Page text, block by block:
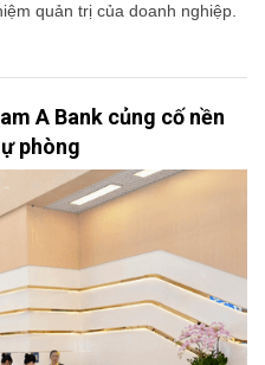
quản trị của doanh nghiệp.
A Bank củng cố nền
phòng